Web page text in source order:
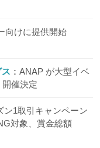
向けに提供開始
ANAP が大型イベ
開催決定
ン1取引キャンペーン
対象、賞金総額